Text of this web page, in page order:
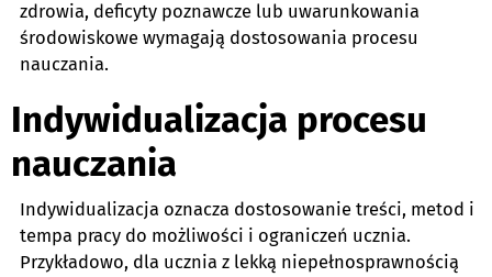
zdrowia, deficyty poznawcze lub uwarunkowania
środowiskowe wymagają dostosowania procesu
nauczania.
Indywidualizacja procesu
nauczania
Indywidualizacja oznacza dostosowanie treści, metod i
tempa pracy do możliwości i ograniczeń ucznia.
Przykładowo, dla ucznia z lekką niepełnosprawnością